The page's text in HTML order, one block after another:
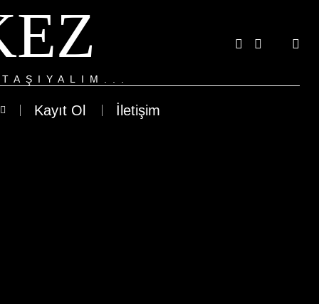
Kayıt Ol İletişim